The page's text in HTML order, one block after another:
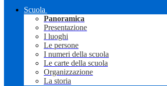
Scuola
Panoramica
Presentazione
I luoghi
Le persone
I numeri della scuola
Le carte della scuola
Organizzazione
La storia